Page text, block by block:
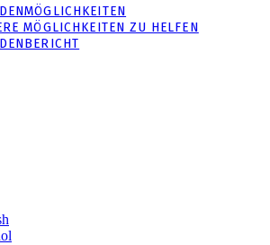
MÖGLICHKEITEN ZU HELFEN